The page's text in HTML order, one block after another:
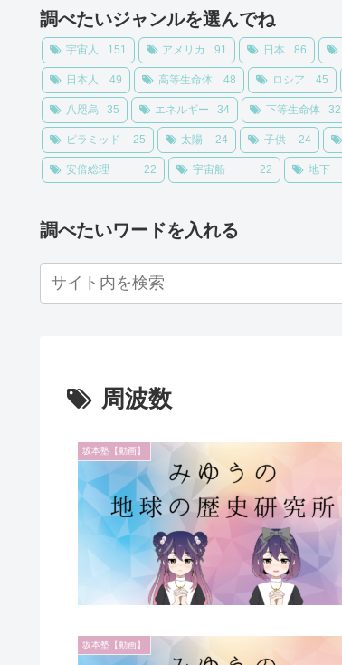
調べたいジャンルを選んでね
宇宙人 151 アメリカ 91 日本 86
日本人 49 高等生命体 48 ロシア 45
八咫烏 35 エネルギー 34 下等生命体 32
ピラミッド 25 太陽 24 子供 24
安倍総理 22 宇宙船 22 地下
調べたいワードを入れる
周波数
坂本塾【動画】
坂本塾【動画】